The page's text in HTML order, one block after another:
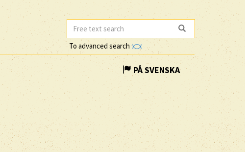
To advanced search
PÅ SVENSKA